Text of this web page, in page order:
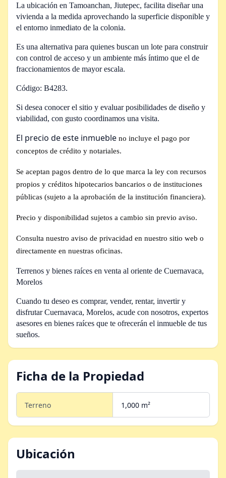
La ubicación en Tamoanchan, Jiutepec, facilita diseñar una
vivienda a la medida aprovechando la superficie disponible y
el entorno inmediato de la colonia.
Es una alternativa para quienes buscan un lote para construir
con control de acceso y un ambiente más íntimo que el de
fraccionamientos de mayor escala.
Código: B4283.
Si desea conocer el sitio y evaluar posibilidades de diseño y
viabilidad, con gusto coordinamos una visita.
El precio de este inmueble no incluye el pago por
conceptos de crédito y notariales.
Se aceptan pagos dentro de lo que marca la ley con recursos
propios y créditos hipotecarios bancarios o de instituciones
públicas (sujeto a la aprobación de la institución financiera).
Precio y disponibilidad sujetos a cambio sin previo aviso.
Consulta nuestro aviso de privacidad en nuestro sitio web o
directamente en nuestras oficinas.
Terrenos y bienes raíces en venta al oriente de Cuernavaca,
Morelos
Cuando tu deseo es comprar, vender, rentar, invertir y
disfrutar Cuernavaca, Morelos, acude con nosotros, expertos
asesores en bienes raíces que te ofrecerán el inmueble de tus
sueños.
Ficha de la Propiedad
Terreno 1,000 m²
Ubicación